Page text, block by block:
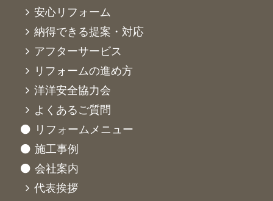
安心リフォーム
納得できる提案・対応
アフターサービス
リフォームの進め方
洋洋安全協力会
よくあるご質問
リフォームメニュー
施工事例
会社案内
代表挨拶